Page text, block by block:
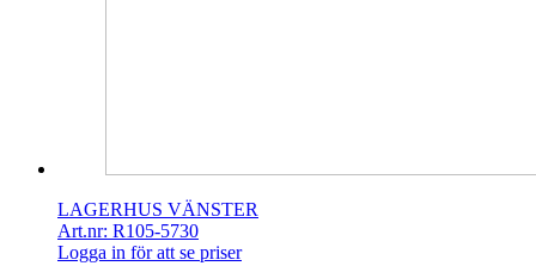
LAGERHUS VÄNSTER
Art.nr: R105-5730
Logga in för att se priser